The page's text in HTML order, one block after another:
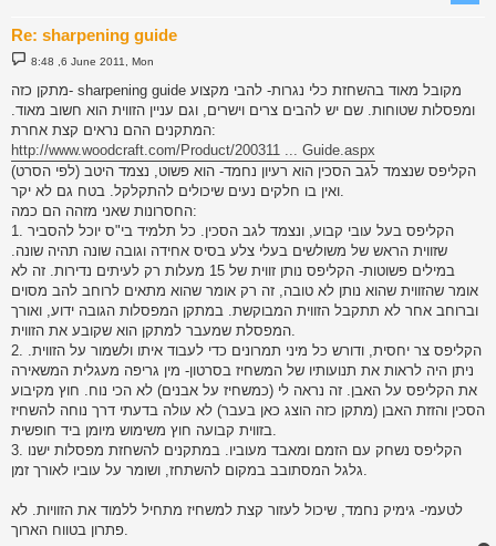
Re: sharpening guide
P
o
t
8:48 ,6 June 2011, Mon
מתקן כזה- sharpening guide מקובל מאוד בהשחזת כלי נגרות- להבי מקצוע
ומפסלות שטוחות. שם יש להבים צרים וישרים, וגם עניין הזווית הוא חשוב מאוד.
המתקנים ההם נראים קצת אחרת:
http://www.woodcraft.com/Product/200311 ... Guide.aspx
הקליפס שנצמד לגב הסכין הוא רעיון נחמד- הוא פשוט, נצמד היטב (לפי הסרט)
החסרונות שאני מזהה הם כמה:
1. הקליפס בעל עובי קבוע, ונצמד לגב הסכין. כל תלמיד בי"ס יוכל להסביר
שזווית הראש של משולשים בעלי צלע בסיס אחידה וגובה שונה תהיה שונה.
במילים פשוטות- הקליפס נותן זווית של 15 מעלות רק לעיתים נדירות. זה לא
אומר שהזווית שהוא נותן לא טובה, זה רק אומר שהוא מתאים לרוחב להב מסוים
וברוחב אחר לא תתקבל הזווית המבוקשת. במתקן המפסלות הגובה ידוע, ואורך
2. הקליפס צר יחסית, ודורש כל מיני תמרונים כדי לעבוד איתו ולשמור על הזווית.
ניתן היה לראות את תנועותיו של המשחיז בסרטון- מין גריפה מעגלית המשאירה
את הקליפס על האבן. זה נראה לי (כמשחיז על אבנים) לא הכי נוח. חוץ מקיבוע
הסכין והזזת האבן (מתקן כזה הוצג כאן בעבר) לא עולה בדעתי דרך נוחה להשחיז
3. הקליפס נשחק עם הזמם ומאבד מעוביו. במתקנים להשחזת מפסלות ישנו
לטעמי- גימיק נחמד, שיכול לעזור קצת למשחיז מתחיל ללמוד את הזוויות. לא